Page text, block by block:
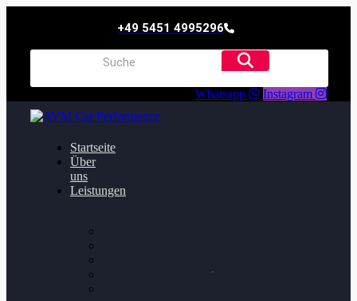
+49 5451 4995296
Whatsapp Instagram
Startseite
Über
uns
Leistungen
Getriebeoptimierung